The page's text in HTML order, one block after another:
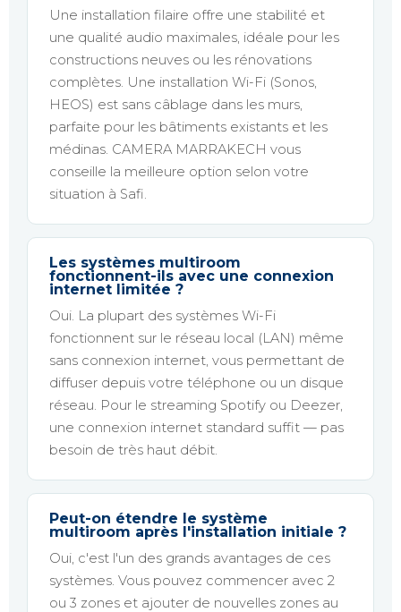
Une installation filaire offre une stabilité et
une qualité audio maximales, idéale pour les
constructions neuves ou les rénovations
complètes. Une installation Wi-Fi (Sonos,
HEOS) est sans câblage dans les murs,
parfaite pour les bâtiments existants et les
médinas. CAMERA MARRAKECH vous
conseille la meilleure option selon votre
situation à Safi.
Les systèmes multiroom
fonctionnent-ils avec une connexion
internet limitée ?
Oui. La plupart des systèmes Wi-Fi
fonctionnent sur le réseau local (LAN) même
sans connexion internet, vous permettant de
diffuser depuis votre téléphone ou un disque
réseau. Pour le streaming Spotify ou Deezer,
une connexion internet standard suffit — pas
besoin de très haut débit.
Peut-on étendre le système
multiroom après l'installation initiale ?
Oui, c'est l'un des grands avantages de ces
systèmes. Vous pouvez commencer avec 2
ou 3 zones et ajouter de nouvelles zones au